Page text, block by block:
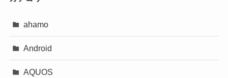
ahamo
Android
AQUOS